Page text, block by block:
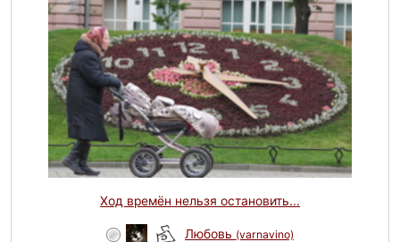
Ход времён нельзя остановить...
Любовь (varnavino)